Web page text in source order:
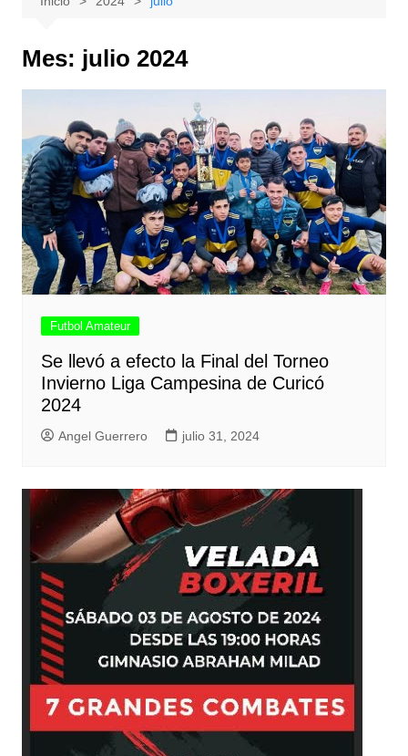
Mes: julio 2024
Futbol Amateur
Se llevó a efecto la Final del Torneo
Invierno Liga Campesina de Curicó
2024
Angel Guerrero julio 31, 2024